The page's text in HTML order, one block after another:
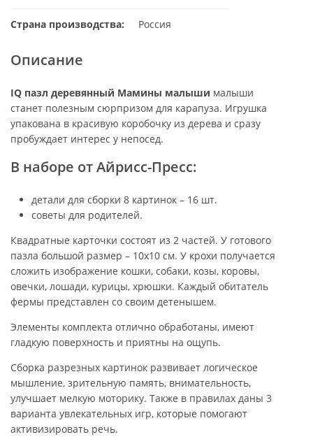
Страна производства: Россия
Описание
IQ пазл деревянный Мамины малыши малыши
станет полезным сюрпризом для карапуза. Игрушка
упакована в красивую коробочку из дерева и сразу
пробуждает интерес у непосед.
В наборе от Айрисс-Пресс:
детали для сборки 8 картинок – 16 шт.
советы для родителей.
Квадратные карточки состоят из 2 частей. У готового
пазла большой размер – 10х10 см. У крохи получается
сложить изображение кошки, собаки, козы, коровы,
овечки, лошади, курицы, хрюшки. Каждый обитатель
фермы представлен со своим детенышем.
Элементы комплекта отлично обработаны, имеют
гладкую поверхность и приятны на ощупь.
Сборка разрезных картинок развивает логическое
мышление, зрительную память, внимательность,
улучшает мелкую моторику. Также в правилах даны 3
варианта увлекательных игр, которые помогают
активизировать речь.